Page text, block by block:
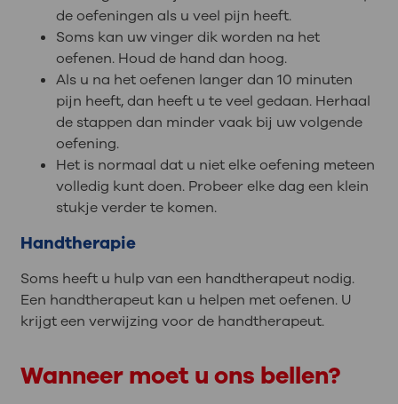
de oefeningen als u veel pijn heeft.
Soms kan uw vinger dik worden na het
oefenen. Houd de hand dan hoog.
Als u na het oefenen langer dan 10 minuten
pijn heeft, dan heeft u te veel gedaan. Herhaal
de stappen dan minder vaak bij uw volgende
oefening.
Het is normaal dat u niet elke oefening meteen
volledig kunt doen. Probeer elke dag een klein
stukje verder te komen.
Handtherapie
Soms heeft u hulp van een handtherapeut nodig.
Een handtherapeut kan u helpen met oefenen. U
krijgt een verwijzing voor de handtherapeut.
Wanneer moet u ons bellen?